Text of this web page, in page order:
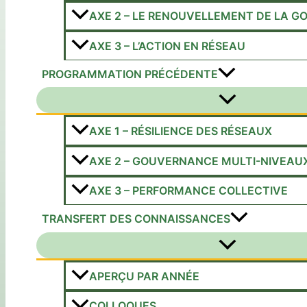
AXE 2 – LE RENOUVELLEMENT DE LA
AXE 3 – L’ACTION EN RÉSEAU
PROGRAMMATION PRÉCÉDENTE
Permutateur
de
Menu
AXE 1 – RÉSILIENCE DES RÉSEAUX
AXE 2 – GOUVERNANCE MULTI-
AXE 3 – PERFORMANCE COLLECTIVE
TRANSFERT DES CONNAISSANCES
Permutateur
Menu
APERÇU PAR ANNÉE